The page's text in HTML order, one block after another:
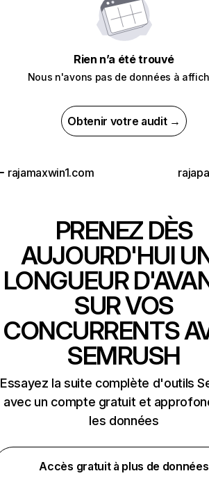
Rien n’a été trouvé
Nous n'avons pas de données à
Obtenir votre audit →
rajamaxwin1.com
PRENEZ DÈS
AUJOURD'HUI
LONGUEUR
SUR VOS
CONCURRENTS
SEMRUSH
Essayez la suite complète d'outils
avec un compte gratuit et
les données
Accès gratuit à plus de données